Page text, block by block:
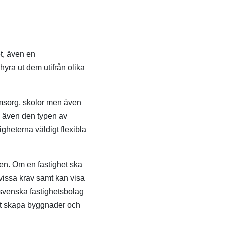
även en
ut dem utifrån olika
skolor men även
den typen av
väldigt flexibla
Om en fastighet ska
krav samt kan visa
fastighetsbolag
skapa byggnader och